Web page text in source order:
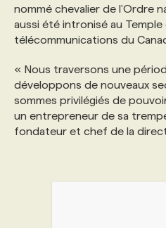
nommé chevalier de l'Ordre
aussi été intronisé au
télécommunications du
« Nous traversons une
développons de nouveaux
sommes privilégiés de
un entrepreneur de sa
fondateur et chef de la